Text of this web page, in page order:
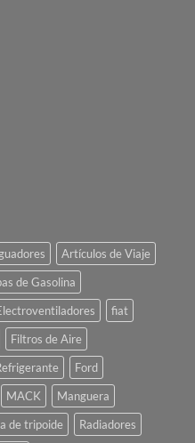
Artículos de Viaje
de Gasolina
fiat
Filtros de Aire
Ford
MACK
Manguera
de tripoide Radiadores